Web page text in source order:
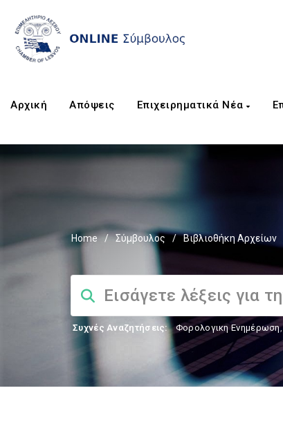
Αρχική Απόψεις Επιχειρηματικά Νέα
Home / Σύμβουλος / Βιβλιοθήκη Αρχείων
Συχνές Αναζητήσεις: Φορολογικη Ενημέρωση,